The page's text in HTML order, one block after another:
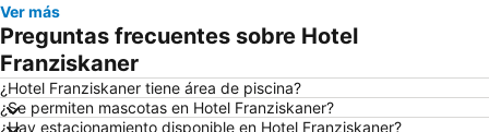
Ver más
Preguntas frecuentes sobre Hotel
Franziskaner
¿Hotel Franziskaner tiene área de piscina?
¿Se permiten mascotas en Hotel Franziskaner?
¿Hay estacionamiento disponible en Hotel Franziskaner?